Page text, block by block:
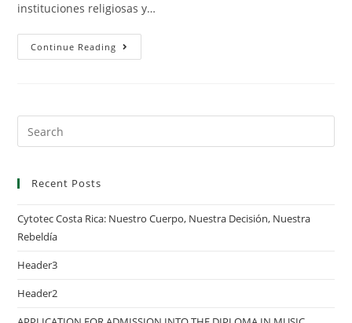
instituciones religiosas y…
Continue Reading Cytotec
Costa
Decisión,
Search
this
Recent Posts
Cytotec Costa Rica: Nuestro Cuerpo, Nuestra Decisión, Nuestra
Rebeldía
Header3
Header2